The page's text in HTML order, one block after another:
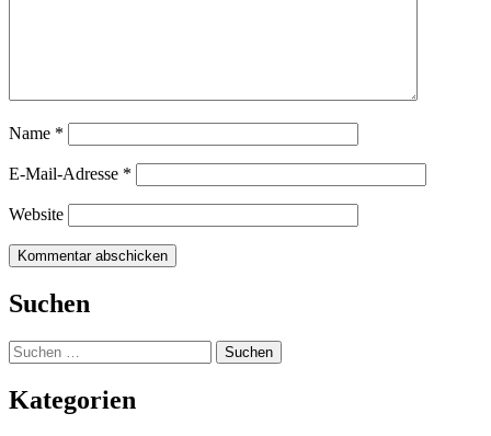
Name *
E-Mail-Adresse *
Website
Suchen
Suchen
nach:
Kategorien